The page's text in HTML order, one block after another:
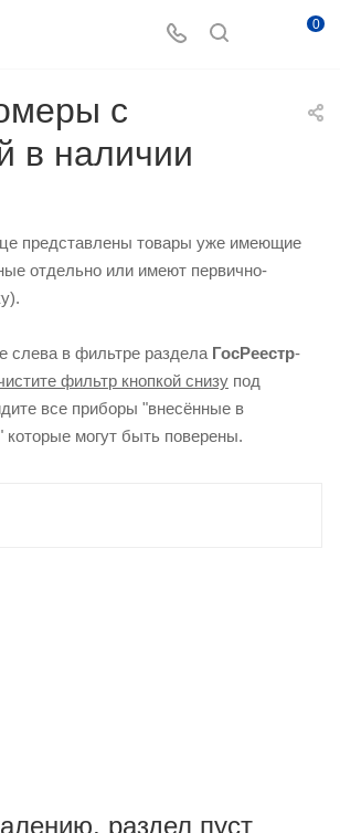
0
с
в наличии
представлены товары уже имеющие
отдельно или имеют первично-
слева в фильтре раздела ГосРеестр-
фильтр кнопкой снизу под
все приборы "внесённые в
могут быть поверены.
раздел пуст